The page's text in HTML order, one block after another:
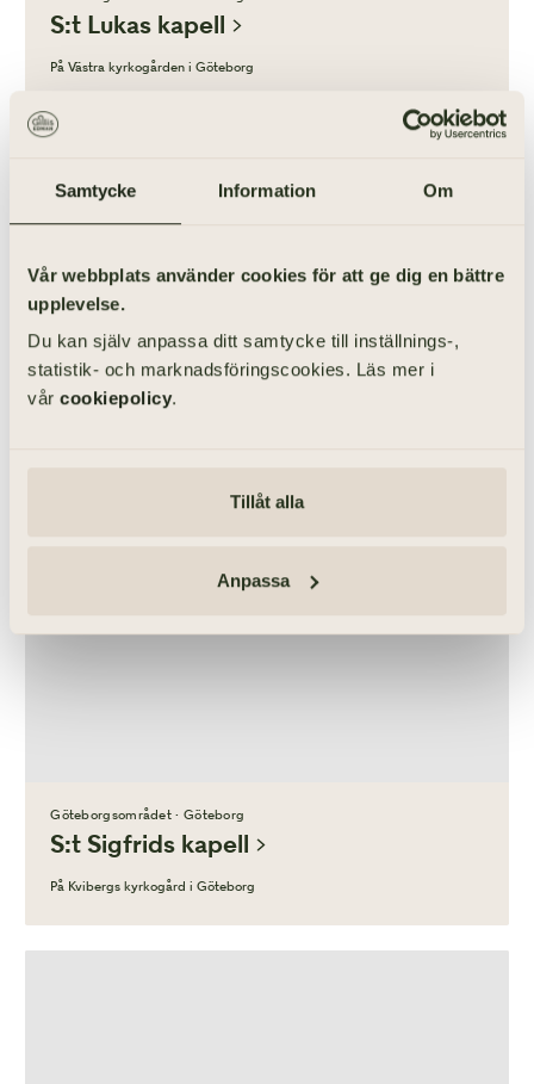
Samtycke Information Om
Vår webbplats använder cookies för att ge dig en bättre
upplevelse.
Du kan själv anpassa ditt samtycke till inställnings-,
statistik- och marknadsföringscookies. Läs mer i
vår cookiepolicy.
Tillåt alla
Anpassa
S:t Lukas kapell
På Västra kyrkogården i Göteborg
Göteborgsområdet · Majorna
S:t Markus kapell
På Västra kyrkogården i Göteborg
Göteborgsområdet · Göteborg
S:t Sigfrids kapell
På Kvibergs kyrkogård i Göteborg